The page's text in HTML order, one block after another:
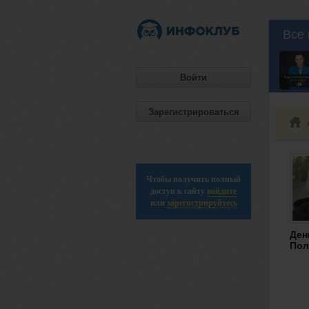
Войти
Зарегистрироваться
Чтобы получить полный
доступ к сайту войдите
или зарегистрируйтесь
Все